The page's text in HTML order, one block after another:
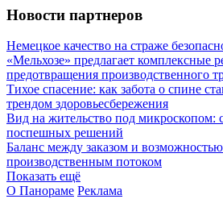
Новости партнеров
Немецкое качество на страже
«Мельхозе» предлагает комплексные
предотвращения производственного
Тихое спасение: как забота о спине
трендом здоровьесбережения
Вид на жительство под микроскопом:
поспешных решений
Баланс между заказом и
производственным потоком
Показать ещё
О Панораме Реклама